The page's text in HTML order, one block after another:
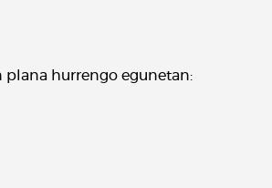
plana hurrengo egunetan: